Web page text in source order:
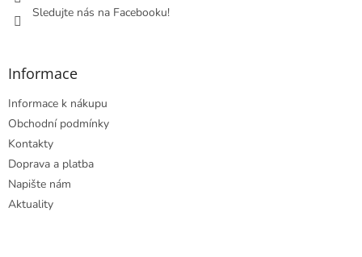
Sledujte nás na Facebooku!
Informace
Informace k nákupu
Obchodní podmínky
Kontakty
Doprava a platba
Napište nám
Aktuality